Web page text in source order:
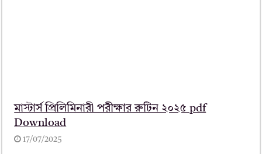
মাস্টার্স প্রিলিমিনারী পরীক্ষার রুটিন ২০২৫ pdf
Download
17/07/2025